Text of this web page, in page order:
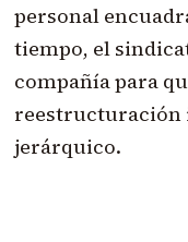
personal
tiempo, el
compañía para
reestructuración
jerárquico.